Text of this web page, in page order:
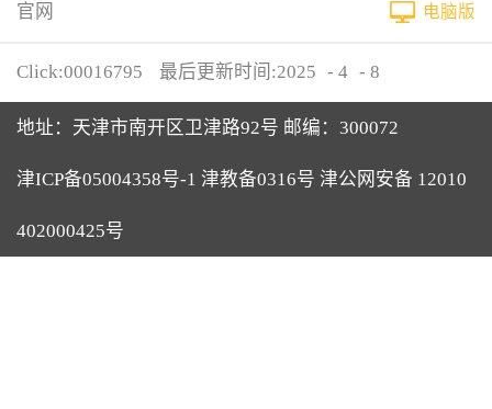
官网 电脑版
Click:00016795 最后更新时间:2025 - 4 - 8
地址：天津市南开区卫津路92号 邮编：300072
津ICP备05004358号-1 津教备0316号 津公网安备 12010
402000425号